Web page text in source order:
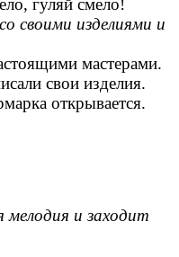
гуляй смело!
своими изделиями и
мастерами.
свои изделия.
открывается.
мелодия и заходит